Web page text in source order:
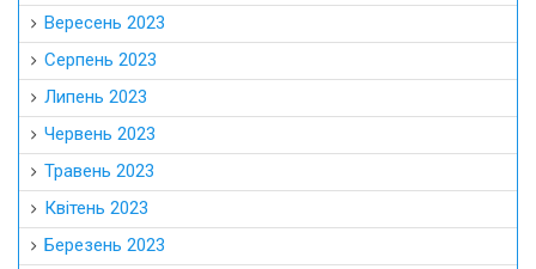
Вересень 2023
Серпень 2023
Липень 2023
Червень 2023
Травень 2023
Квітень 2023
Березень 2023